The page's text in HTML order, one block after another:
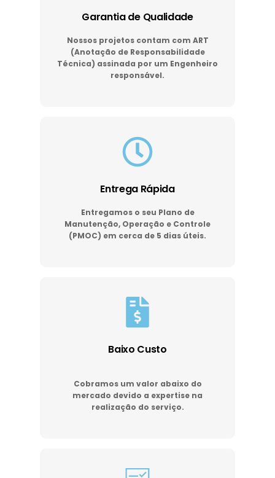
Garantia de Qualidade
Nossos projetos contam com ART
(Anotação de Responsabilidade
Técnica) assinada por um Engenheiro
responsável.
Entrega Rápida
Entregamos o seu Plano de
Manutenção, Operação e Controle
(PMOC) em cerca de 5 dias úteis.
Baixo Custo
Cobramos um valor abaixo do
mercado devido a expertise na
realização do serviço.